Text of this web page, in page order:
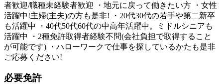
者歓迎/職種未経験者歓迎 ・地元に戻って働きたい方 ・女性
活躍中!主婦(主夫)の方も是非! ・20代30代の若手や第二新卒
も活躍中 ・40代50代60代の中高年活躍中。ミドルシニアも
活躍中 ・2種免許取得者経験不問(会社負担で取得すること
が可能です) ・ハローワークで仕事を探しているかたも是非
ご応募ください!
必要免許